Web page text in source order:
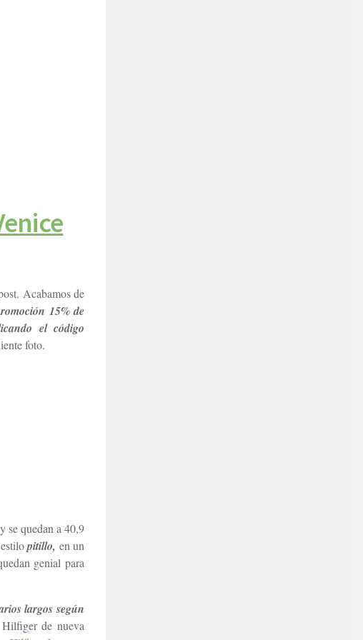
Acabamos de
15% de
el código
foto.
se quedan a 40,9
pitillo, en un
genial para
largos según
de nueva